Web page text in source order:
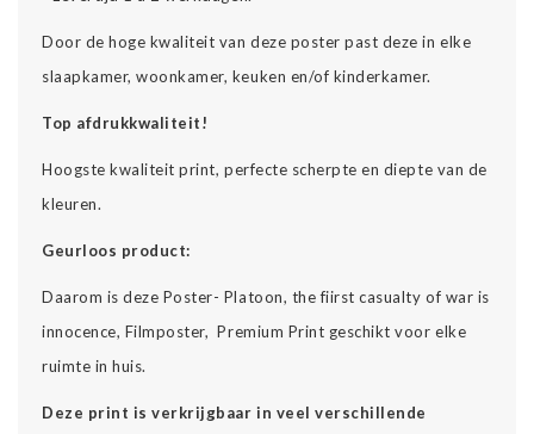
Door de hoge kwaliteit van deze poster past deze in elke
slaapkamer, woonkamer, keuken en/of kinderkamer.
Top afdrukkwaliteit!
Hoogste kwaliteit print, perfecte scherpte en diepte van de
kleuren.
Geurloos product:
Daarom is deze Poster- Platoon, the fiirst casualty of war is
innocence, Filmposter, Premium Print geschikt voor elke
ruimte in huis.
Deze print is verkrijgbaar in veel verschillende